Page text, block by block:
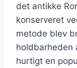
det antikke
konserveret
metode blev
holdbarheden
hurtigt en